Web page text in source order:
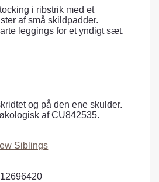
i ribstrik med et
af små skildpadder.
leggings for et yndigt sæt.
og på den ene skulder.
af CU842535.
Siblings